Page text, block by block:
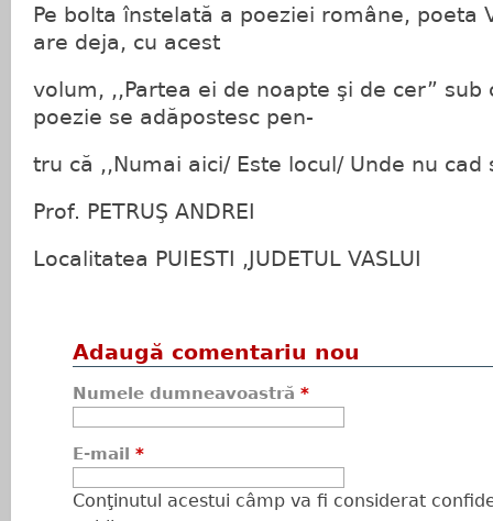
Pe bolta înstelată a poeziei române, poeta
are deja, cu acest
volum, ,,Partea ei de noapte şi de cer” sub
poezie se adăpostesc pen-
tru că ,,Numai aici/ Este locul/ Unde nu cad
Prof. PETRUŞ ANDREI
Localitatea PUIESTI ,JUDETUL VASLUI
Adaugă comentariu nou
Numele dumneavoastră *
E-mail *
Conţinutul acestui câmp va fi considerat